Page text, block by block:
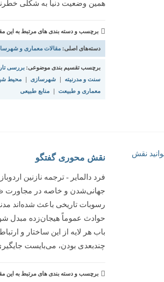
همین وضعیت دنیا به شکلی
برچسب و دسته بندی های مرتبط به این
دسته‌های اصلی: مقالات معماری و
برچسب تقسیم بندی موضوعی: بررسی
سنت و مدرنیته
شهرسازی محیط
معماری و طبیعت
منابع طبیعی
نقش محوری گفتگو
فرد دالمایر - ترجمه نازنین
جهانی‌شدن و خاصه در مجاورت
رسوبات تاریخی باعث شده‌اند
حوادث عموماً هیجان‌زده مبدل
باب هر لایه از این ساختار و
چندبعدی بودن، می‌بایست
برچسب و دسته بندی های مرتبط به این